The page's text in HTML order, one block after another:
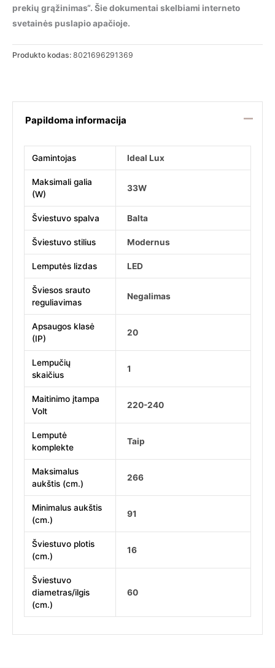
prekių grąžinimas“. Šie dokumentai skelbiami interneto
svetainės puslapio apačioje.
Produkto kodas: 8021696291369
Papildoma informacija
Gamintojas Ideal Lux
Maksimali galia
(W)
33W
Šviestuvo spalva Balta
Šviestuvo stilius Modernus
Lemputės lizdas LED
Šviesos srauto
reguliavimas
Negalimas
Apsaugos klasė
(IP)
20
Lempučių
skaičius
1
Maitinimo įtampa
Volt
220-240
Lemputė
komplekte
Taip
Maksimalus
aukštis (cm.)
266
Minimalus aukštis
(cm.)
91
Šviestuvo plotis
(cm.)
16
Šviestuvo
diametras/ilgis
(cm.)
60